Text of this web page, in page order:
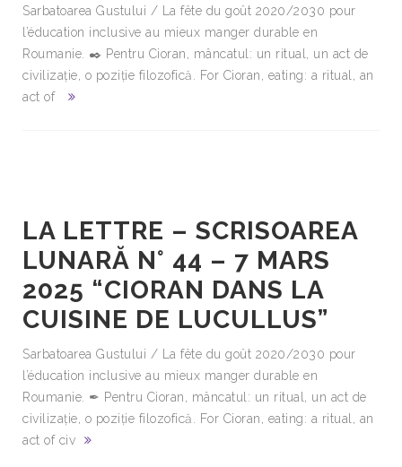
Sarbatoarea Gustului / La fête du goût 2020/2030 pour
l’éducation inclusive au mieux manger durable en
Roumanie. ✒️ Pentru Cioran, mâncatul: un ritual, un act de
civilizație, o poziție filozofică. For Cioran, eating: a ritual, an
act of
LA LETTRE – SCRISOAREA
LUNARĂ N° 44 – 7 MARS
2025 “CIORAN DANS LA
CUISINE DE LUCULLUS”
Sarbatoarea Gustului / La fête du goût 2020/2030 pour
l’éducation inclusive au mieux manger durable en
Roumanie. ✒ Pentru Cioran, mâncatul: un ritual, un act de
civilizație, o poziție filozofică. For Cioran, eating: a ritual, an
act of civ